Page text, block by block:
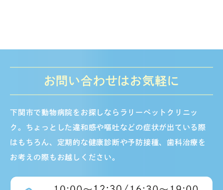
お問い合わせはお気軽に
下関市で動物病院をお探しならラリーペットクリニッ
ク。ちょっとした違和感や嘔吐などの症状が出ている際
はもちろん、定期的な健康診断や予防接種、歯科治療を
お考えの際もお越しください。